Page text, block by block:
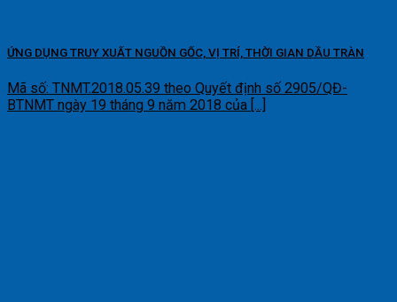
ỨNG DỤNG TRUY XUẤT NGUỒN GỐC, VỊ TRÍ, THỜI GIAN DẦU TRÀN
Mã số: TNMT.2018.05.39 theo Quyết định số 2905/QĐ-
BTNMT ngày 19 tháng 9 năm 2018 của [...]